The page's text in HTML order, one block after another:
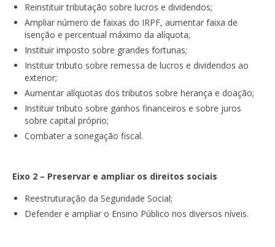
Reinstituir tributação sobre lucros e dividendos;
Ampliar número de faixas do IRPF, aumentar faixa de
isenção e percentual máximo da alíquota;
Instituir imposto sobre grandes fortunas;
Instituir tributo sobre remessa de lucros e dividendos ao
exterior;
Aumentar alíquotas dos tributos sobre herança e doação;
Instituir tributo sobre ganhos financeiros e sobre juros
sobre capital próprio;
Combater a sonegação fiscal.
Eixo 2 – Preservar e ampliar os direitos sociais
Reestruturação da Seguridade Social;
Defender e ampliar o Ensino Público nos diversos níveis.